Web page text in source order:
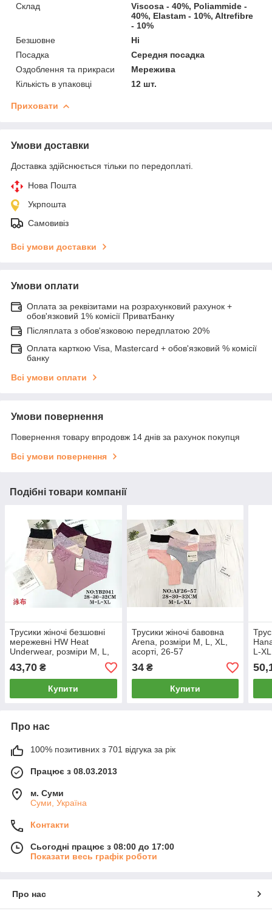
Склад
Viscosa - 40%, Poliammide -
40%, Elastam - 10%, Altrefibre
- 10%
Безшовне
Ні
Посадка
Середня посадка
Оздоблення та прикраси
Мережива
Кількість в упаковці
12 шт.
Приховати
Умови доставки
Доставка здійснюється тільки по передоплаті.
Нова Пошта
Укрпошта
Самовивіз
Всі умови доставки
Умови оплати
Оплата за реквізитами на розрахунковий рахунок +
обов'язковий 1% комісії ПриватБанку
Післяплата з обов'язковою передплатою 20%
Оплата карткою Visa, Mastercard + обов'язковий % комісії
банку
Всі умови оплати
Умови повернення
Повернення товару впродовж 14 днів за рахунок покупця
Всі умови повернення
Подібні товари компанії
Трусики жіночі безшовні
мережевні HW Heat
Underwear, розміри M, L,
XL, асорті, 2041
43,70 ₴
Купити
Трусики жіночі бавовна
Arena, розміри M, L, XL,
асорті, 26-57
34₴
Купити
L-
Про нас
100% позитивних з 701 відгука за рік
Працює з 08.03.2013
м. Суми
Суми, Україна
Контакти
Сьогодні працює з 08:00 до 17:00
Показати весь графік роботи
Про нас